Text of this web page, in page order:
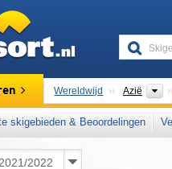
Wereldwijd Azië
skigebieden & Beoordelingen